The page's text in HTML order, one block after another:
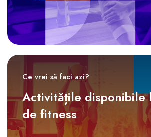
Ce vrei să faci azi?
Activitățile disponibile
de fitness